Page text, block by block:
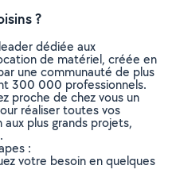
?
dédiée aux
de matériel, créée en
une communauté de plus
300 000 professionnels.
proche de chez vous un
réaliser toutes vos
plus grands projets,
:
votre besoin en quelques